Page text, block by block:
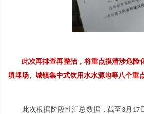
此次再排查再整治，将重点摸清涉危险
填埋场、城镇集中式饮用水水源地等八个重
此次根据阶段性汇总数据，截至 3月 17